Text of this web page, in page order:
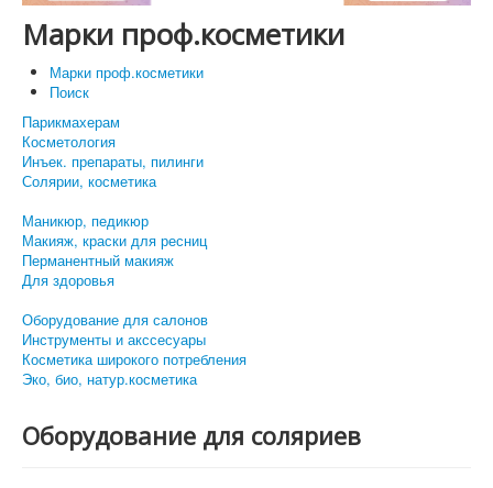
Марки проф.косметики
Марки проф.косметики
Поиск
Парикмахерам
Косметология
Инъек. препараты, пилинги
Солярии, косметика
Маникюр, педикюр
Макияж, краски для ресниц
Перманентный макияж
Для здоровья
Оборудование для салонов
Инструменты и акссесуары
Косметика широкого потребления
Эко, био, натур.косметика
Оборудование для соляриев